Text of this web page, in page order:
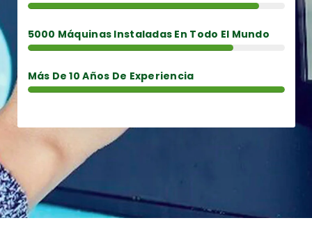
5000 Máquinas Instaladas En Todo El Mundo
Más De 10 Años De Experiencia